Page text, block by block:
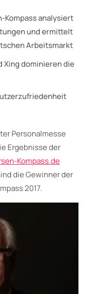
Kompass analysiert
und ermittelt
Arbeitsmarkt
dominieren die
Personalmesse
Ergebnisse der
Kompass.de
die Gewinner der
2017.